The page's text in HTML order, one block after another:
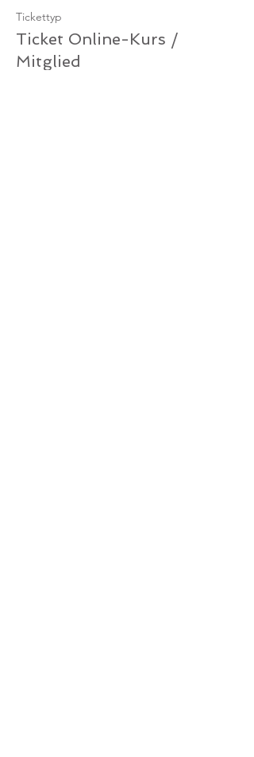
Tickettyp
Ticket Online-Kurs /
Mitglied